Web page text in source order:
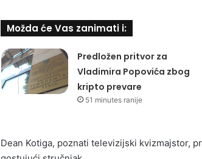
Možda će Vas zanimati i:
Predložen pritvor za
Vladimira Popovića zbog
kripto prevare
51 minutes ranije
Dean Kotiga, poznati televizijski kvizmajstor,